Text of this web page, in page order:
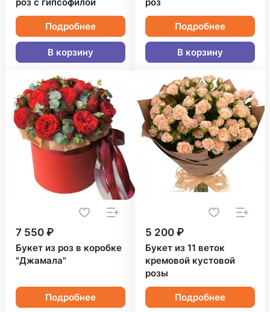
роз с гипсофилой
Подробнее
В корзину
роз
Подробнее
В корзину
7 550 ₽
Букет из роз в коробке
"Джамала"
Подробнее
5 200 ₽
Букет из 11 веток
кремовой кустовой
розы
Подробнее